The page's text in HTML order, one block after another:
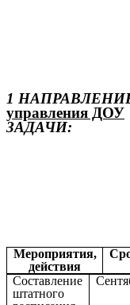
1
управления ДОУ
ЗАДАЧИ:
2.
4.
Мероприятия,
действия
Составление
штатного